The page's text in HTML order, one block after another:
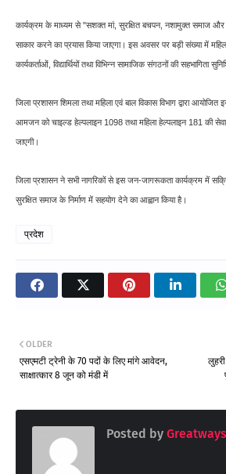
कार्यक्रम के माध्यम से "सशक्त मां, सुरक्षित बचपन, नशामुक्त समाज और
साकार करने का प्रयास किया जाएगा। इस अवसर पर बड़ी संख्या में
कार्यकर्ताओं, विद्यार्थियों तथा विभिन्न सामाजिक संगठनों की सहभागिता
जिला प्रशासन शिमला तथा महिला एवं बाल विकास विभाग द्वारा
आमजन को चाइल्ड हेल्पलाइन 1098 तथा महिला हेल्पलाइन 181 की
जाएगी।
जिला प्रशासन ने सभी नागरिकों से इस जन-जागरूकता कार्यक्रम में
सुरक्षित समाज के निर्माण में सहयोग देने का आह्वान किया है।
प्रदेश
OLDER
एसएमटी ट्रेनी के 70 पदों के लिए मांगे आवेदन,
साक्षात्कार 8 जून को मंडी में
Posted by